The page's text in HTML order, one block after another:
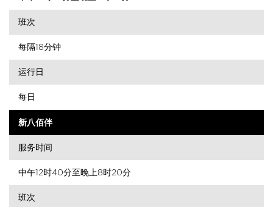
班次
每隔18分钟
运行日
每日
新八佰伴
服务时间
中午12时40分至晚上8时20分
班次